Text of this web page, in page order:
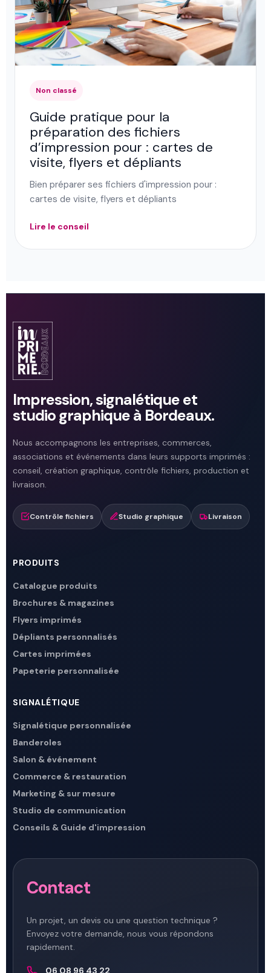
Non classé
Guide pratique pour la
préparation des fichiers
d’impression pour : cartes de
visite, flyers et dépliants
Bien préparer ses fichiers d'impression pour :
cartes de visite, flyers et dépliants
Lire le conseil
Impression, signalétique et
studio graphique à Bordeaux.
Nous accompagnons les entreprises, commerces,
associations et événements dans leurs supports imprimés :
conseil, création graphique, contrôle fichiers, production et
livraison.
Contrôle fichiers Studio graphique Livraison
PRODUITS
Catalogue produits
Brochures & magazines
Flyers imprimés
Dépliants personnalisés
Cartes imprimées
Papeterie personnalisée
SIGNALÉTIQUE
Signalétique personnalisée
Banderoles
Salon & événement
Commerce & restauration
Marketing & sur mesure
Studio de communication
Conseils & Guide d'impression
Contact
Un projet, un devis ou une question technique ?
Envoyez votre demande, nous vous répondons
rapidement.
06 08 96 43 22